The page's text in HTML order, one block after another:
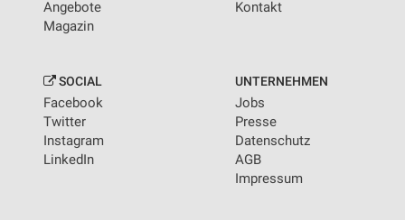
Angebote
Magazin
Kontakt
SOCIAL
Facebook
Twitter
Instagram
LinkedIn
UNTERNEHMEN
Jobs
Presse
Datenschutz
AGB
Impressum